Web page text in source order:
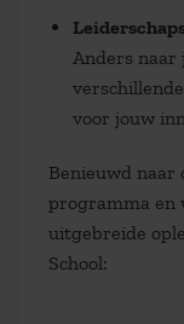
Anders naar
voor jouw
Benieuwd naar
programma en
uitgebreide
School: